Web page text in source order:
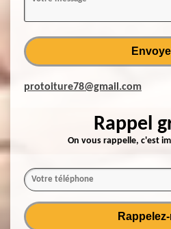
protoiture78@gmail.com
Rappel
On vous rappelle, c'est